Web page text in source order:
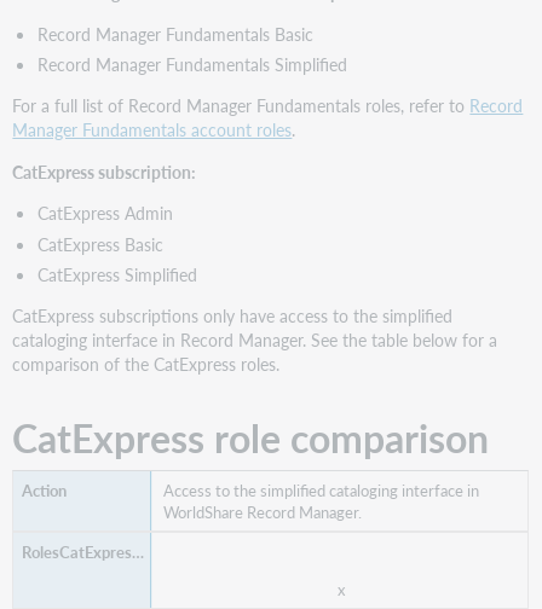
Record Manager Fundamentals Basic
Record Manager Fundamentals Simplified
For a full list of Record Manager Fundamentals roles, refer to Record
Manager Fundamentals account roles.
CatExpress subscription:
CatExpress Admin
CatExpress Basic
CatExpress Simplified
CatExpress subscriptions only have access to the simplified
cataloging interface in Record Manager. See the table below for a
comparison of the CatExpress roles.
CatExpress role comparison
Access to the simplified cataloging interface in
WorldShare Record Manager.
x